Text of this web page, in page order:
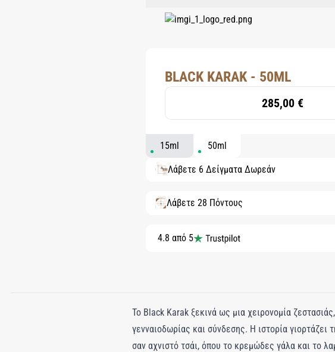
BLACK KARAK - 50ML
285,00 €
15ml 50ml
Λάβετε 6 Δείγματα Δωρεάν
Λάβετε 28 Πόντους
4.8 από 5
Το Black Karak ξεκινά ως μια χειρονομία
γενναιοδωρίας και σύνδεσης. Η ιστορία γιορτάζει
σαν αχνιστό τσάι, όπου το κρεμώδες γάλα και το